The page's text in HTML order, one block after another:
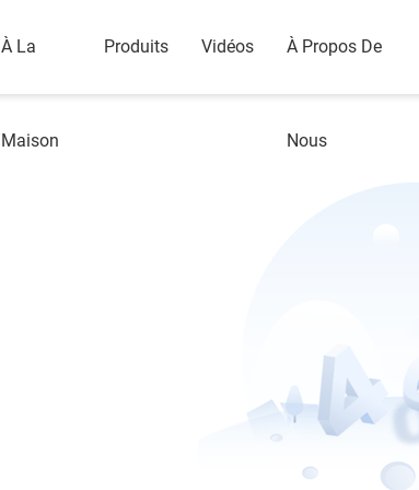
À La
Maison
Produits Vidéos À Propos De
Nous